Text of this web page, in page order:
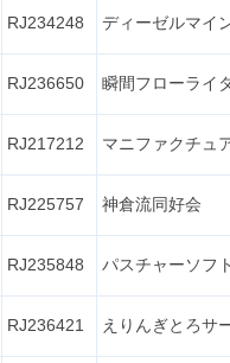
RJ234248 ディーゼルマイ
RJ236650 瞬間フローライ
RJ217212 マニファクチュ
RJ225757 神倉流同好会
RJ235848 パスチャーソフ
RJ236421 えりんぎとろサ